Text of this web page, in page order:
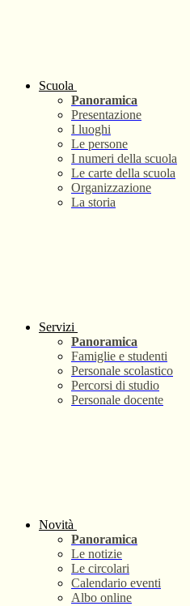
Scuola
Panoramica
Presentazione
I luoghi
Le persone
I numeri della scuola
Le carte della scuola
Organizzazione
La storia
Servizi
Panoramica
Famiglie e studenti
Personale scolastico
Percorsi di studio
Personale docente
Novità
Panoramica
Le notizie
Le circolari
Calendario eventi
Albo online